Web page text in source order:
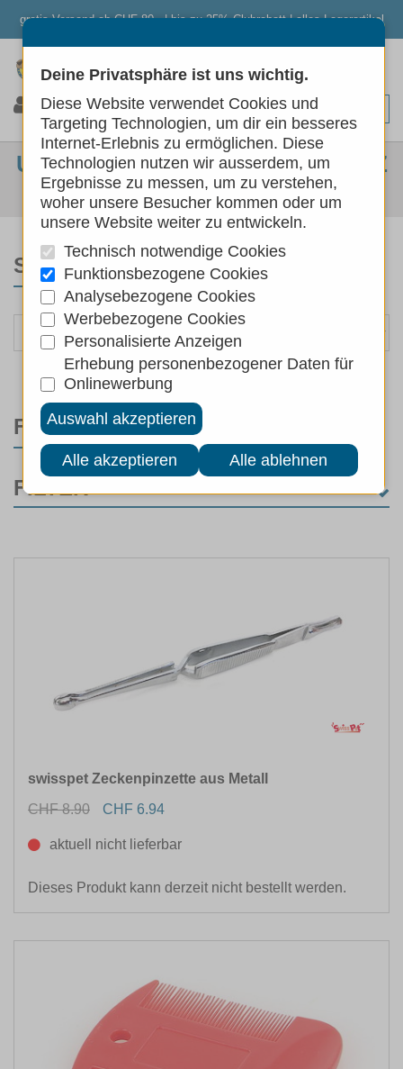
gratis Versand ab CHF 80.- | bis zu 25% Clubrabatt | alles Lagerartikel
0 0 0
UNGEZIEFER & ZECKENSCHUTZ
Hunde Hundepflege Ungeziefer & Zeckenschutz
SORTIEREN NACH
FILTER
FILTER
MARKEN
EIGENSCHAFTEN
ANWENDUNG FÜR
swisspet Zeckenpinzette aus Metall
CHF 8.90
CHF 6.94
aktuell nicht lieferbar
Dieses Produkt kann derzeit nicht bestellt werden.
Deine Privatsphäre ist uns wichtig.
Diese Website verwendet Cookies und
Targeting Technologien, um dir ein besseres
Internet-Erlebnis zu ermöglichen. Diese
Technologien nutzen wir ausserdem, um
Ergebnisse zu messen, um zu verstehen,
woher unsere Besucher kommen oder um
unsere Website weiter zu entwickeln.
Technisch notwendige Cookies
Funktionsbezogene Cookies
Analysebezogene Cookies
Werbebezogene Cookies
Personalisierte Anzeigen
Erhebung personenbezogener Daten für
Onlinewerbung